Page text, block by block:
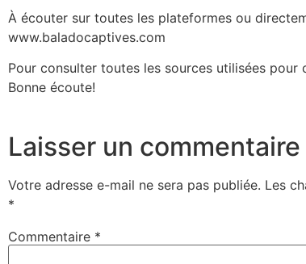
À écouter sur toutes les plateformes ou
www.baladocaptives.com
Pour consulter toutes les sources utilisées
Bonne écoute!
Laisser un commentaire
Votre adresse e-mail ne sera pas publiée. Les
*
Commentaire *